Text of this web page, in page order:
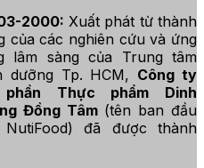
2000: Xuất phát từ thành
của các nghiên cứu và ứng
lâm sàng của Trung tâm
dưỡng Tp. HCM, Công ty
Thực phẩm Dinh
Đồng Tâm(tên ban đầu
NutiFood) đã được thành